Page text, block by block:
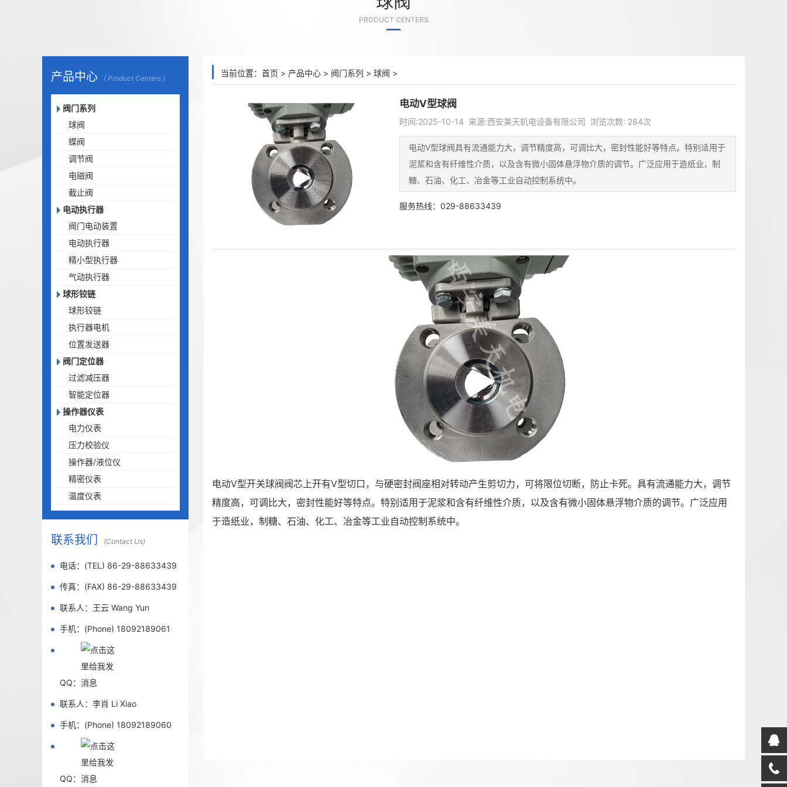
PRODUCT CENTERS
产品中心 ( Product Centers )
阀门系列
球阀
蝶阀
调节阀
电磁阀
截止阀
电动执行器
阀门电动装置
电动执行器
精小型执行器
气动执行器
球形铰链
球形铰链
执行器电机
位置发送器
阀门定位器
过滤减压器
智能定位器
操作器仪表
电力仪表
压力校验仪
操作器/液位仪
精密仪表
温度仪表
联系我们 (Contact Us)
电话：(TEL) 86-29-88633439
传真：(FAX) 86-29-88633439
联系人：王云 Wang Yun
手机：(Phone) 18092189061
QQ：
联系人：李肖 Li Xiao
手机：(Phone) 18092189060
QQ：
当前位置： 首页 > 产品中心 > 阀门系列 > 球阀 >
电动V型球阀
时间:2025-10-14 来源:西安美天机电设备有限公司 浏览次数: 284次
电动V型球阀具有流通能力大，调节精度高，可调比大，密封性能好等特点。特别适用于
泥浆和含有纤维性介质，以及含有微小固体悬浮物介质的调节。广泛应用于造纸业，制
糖、石油、化工、冶金等工业自动控制系统中。
服务热线：029-88633439
电动V型开关球阀阀芯上开有V型切口，与硬密封阀座相对转动产生剪切力，可将限位切断，防止卡死。具有流通能力大，调节
精度高，可调比大，密封性能好等特点。特别适用于泥浆和含有纤维性介质，以及含有微小固体悬浮物介质的调节。广泛应用
于造纸业，制糖、石油、化工、冶金等工业自动控制系统中。